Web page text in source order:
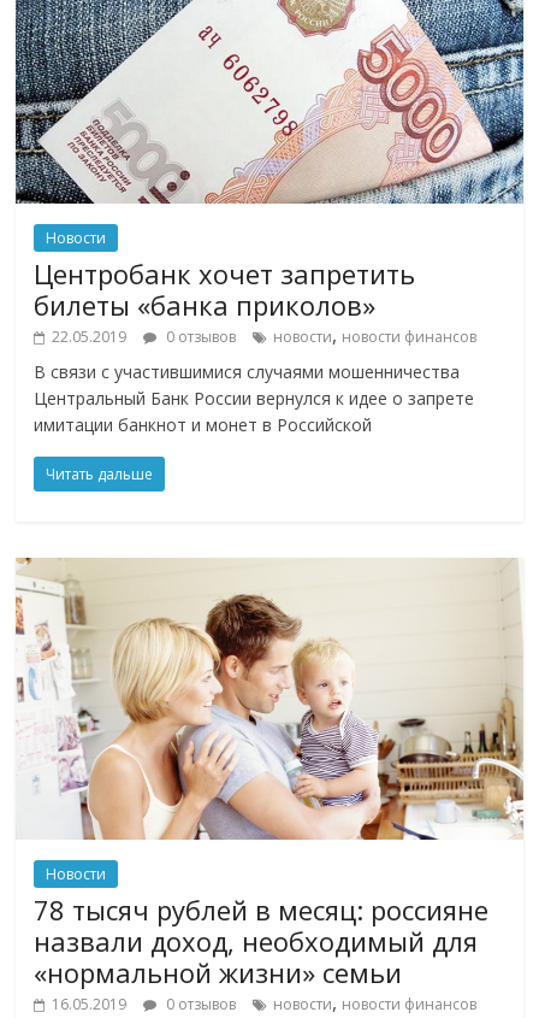
Новости
Центробанк хочет запретить
билеты «банка приколов»
22.05.2019 0 отзывов новости, новости финансов
В связи с участившимися случаями мошенничества
Центральный Банк России вернулся к идее о запрете
имитации банкнот и монет в Российской
Читать дальше
Новости
78 тысяч рублей в месяц: россияне
назвали доход, необходимый для
«нормальной жизни» семьи
16.05.2019 0 отзывов новости, новости финансов